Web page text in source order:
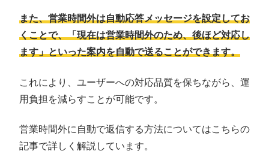
また、営業時間外は自動応答メッセージを設定してお
くことで、「現在は営業時間外のため、後ほど対応し
ます」といった案内を自動で送ることができます。
これにより、ユーザーへの対応品質を保ちながら、運
用負担を減らすことが可能です。
営業時間外に自動で返信する方法についてはこちらの
記事で詳しく解説しています。